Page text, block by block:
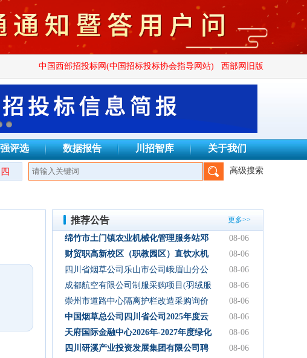
中国西部招投标网(中国招标投标协会指导网站) 西部网旧版
评选 数据报告 川招智库 关于我们
信建设项目管理有限公司、四川正汇恒招标代理有限公司、四川创致
高级搜索
推荐公告 更多>>
绵竹市土门镇农业机械化管理服务站邓
林加油站双层管线隐患整改项目结果公
示
08-06
财贸职高新校区（职教园区）直饮水机
设备采购项目采购公告
08-06
四川省烟草公司乐山市公司峨眉山分公
司2026年-2027年食堂食材购买服务-询比
采购公告
08-06
成都航空有限公司制服采购项目(羽绒服
类)成交结果公告
08-06
崇州市道路中心隔离护栏改造采购询价
通知
08-06
中国烟草总公司四川省公司2025年度云
平台扩容项目（第三次） 中标候选人公
示
08-06
天府国际金融中心2026年-2027年度绿化
养护服务采购项目比选公告
08-06
四川研溪产业投资发展集团有限公司聘
08-06